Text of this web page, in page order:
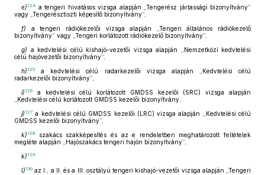
e) 124 a tengeri hivatásos vizsga alapján „Tengerész jártassági bizonyítvány”
vagy „Tengerésztiszti képesítő bizonyítvány”,
f) a tengeri rádiókezelői vizsga alapján „Tengeri általános rádiókezelő
bizonyítvány” vagy „Tengeri korlátozott rádiókezelő bizonyítvány”,
g) a kedvtelési célú kishajó-vezetői vizsga alapján „Nemzetközi kedvtelési
célú hajóvezetői bizonyítvány”,
h) 125
a kedvtelési célú radarkezelői vizsga alapján „Kedvtelési célú
radarkezelői bizonyítvány”,
i) 126
a kedvtelési célú korlátozott GMDSS kezelői (SRC) vizsga alapján
„Kedvtelési célú korlátozott GMDSS kezelői bizonyítvány,
j) 127 a kedvtelési célú GMDSS kezelői (LRC) vizsga alapján „Kedvtelési célú
GMDSS kezelői bizonyítvány”,
k) 128
szakács szakképesítés és az e rendeletben meghatározott feltételek
megléte alapján „Hajószakács tengeri hajón bizonyítvány”,
k) 129
l) 130 az I., a II. és a III. osztályú tengeri kishajó-vezetői vizsga alapján „Tengeri